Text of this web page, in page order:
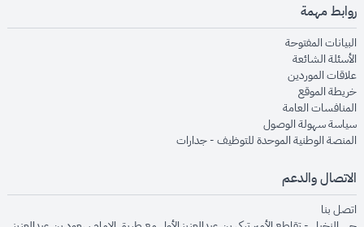
روابط مهمة
البيانات المفتوحةopens in new window
الأسئلة الشائعةopens in new window
علاقات الموردينopens in new window
خريطة الموقعopens in new window
المنافسات العامةopens in new window
سياسة سهولة الوصولopens in new window
المنصة الوطنية الموحدة للتوظيف - جداراتopens in new window
الاتصال والدعم
اتصل بنا